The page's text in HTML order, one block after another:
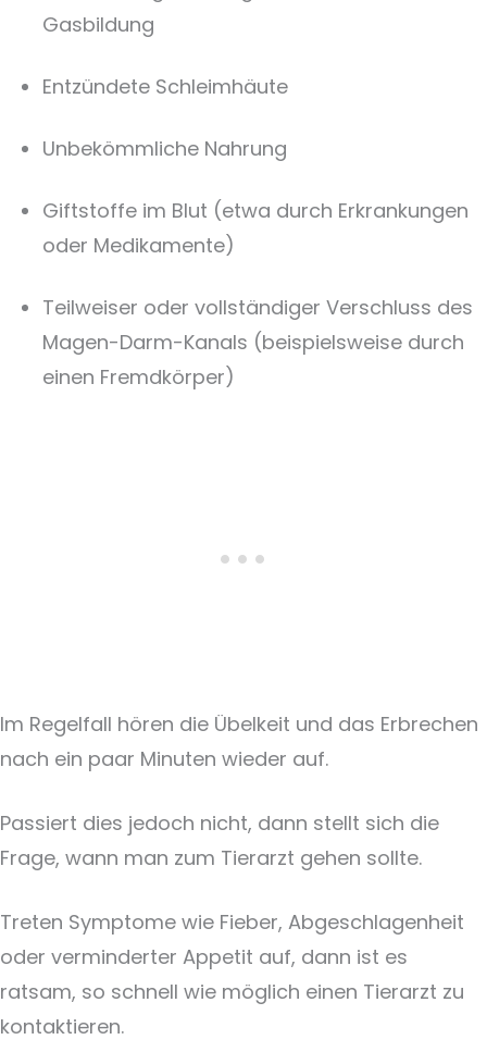
Gasbildung
Entzündete Schleimhäute
Unbekömmliche Nahrung
Giftstoffe im Blut (etwa durch Erkrankungen
oder Medikamente)
Teilweiser oder vollständiger Verschluss des
Magen-Darm-Kanals (beispielsweise durch
einen Fremdkörper)
Im Regelfall hören die Übelkeit und das Erbrechen
nach ein paar Minuten wieder auf.
Passiert dies jedoch nicht, dann stellt sich die
Frage, wann man zum Tierarzt gehen sollte.
Treten Symptome wie Fieber, Abgeschlagenheit
oder verminderter Appetit auf, dann ist es
ratsam, so schnell wie möglich einen Tierarzt zu
kontaktieren.